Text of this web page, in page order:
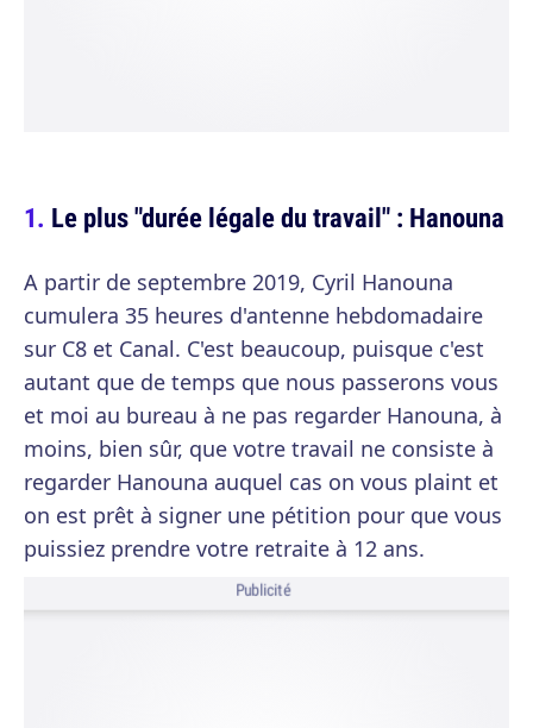
Le plus "durée légale du travail" : Hanouna
A partir de septembre 2019, Cyril Hanouna
cumulera 35 heures d'antenne hebdomadaire
sur C8 et Canal. C'est beaucoup, puisque c'est
autant que de temps que nous passerons vous
et moi au bureau à ne pas regarder Hanouna, à
moins, bien sûr, que votre travail ne consiste à
regarder Hanouna auquel cas on vous plaint et
on est prêt à signer une pétition pour que vous
puissiez prendre votre retraite à 12 ans.
Publicité